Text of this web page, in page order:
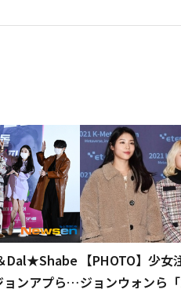
Dal★Shabe
ンアプら、
【PHOTO】少女
ジョンウォンら